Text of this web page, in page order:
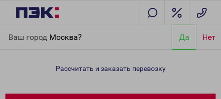
Ваш город Москва? Да Нет
Ленинградская область
Рассчитать и заказать перевозку